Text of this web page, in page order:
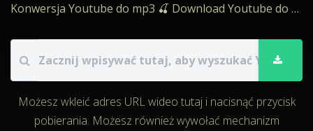
Konwersja Youtube do mp3 🍒 Download Youtube do mp4.
Możesz wkleić adres URL wideo tutaj i nacisnąć przycisk
pobierania. Możesz również wywołać mechanizm